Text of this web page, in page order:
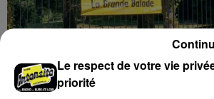
Le respect de votre vie
priorité